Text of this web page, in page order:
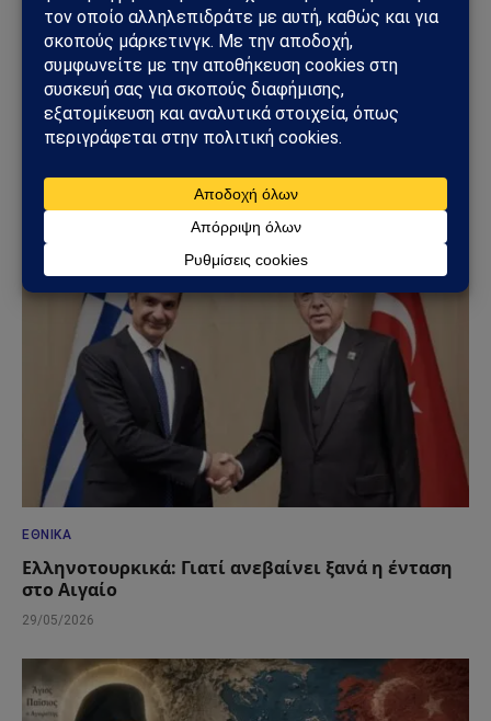
ΠΟΛΙΤΙΚΉ
Κυριάκος Βελόπουλος: «Βυθίστε τους Τούρκους
Βουλή
06/06/2026
ΕΘΝΙΚΆ
Ελληνοτουρκικά: Γιατί ανεβαίνει ξανά η ένταση
στο Αιγαίο
29/05/2026